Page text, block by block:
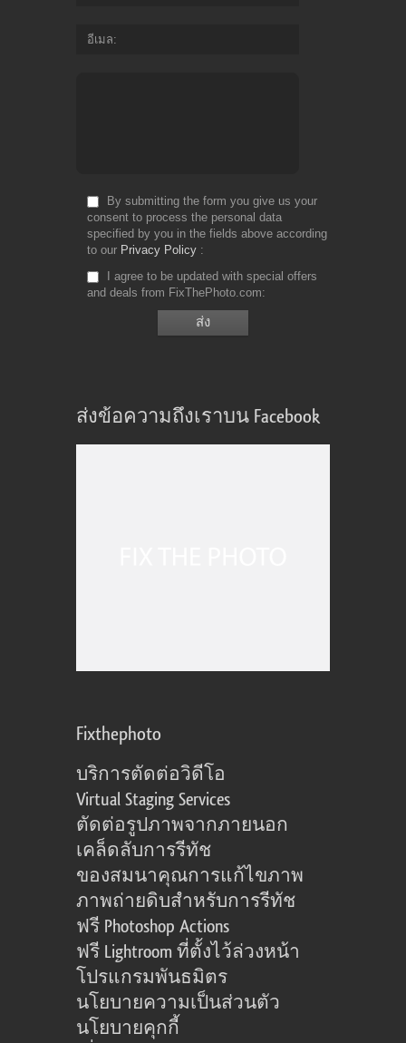
อีเมล
By submitting the form you give us your
consent to process the personal data
specified by you in the fields above according
to our Privacy Policy
I agree to be updated with special offers
and deals from FixThePhoto.com
ส่งข้อความถึงเราบน Facebook
Fixthephoto
บริการตัดต่อวิดีโอ
Virtual Staging Services
ตัดต่อรูปภาพจากภายนอก
เคล็ดลับการรีทัช
ของสมนาคุณการแก้ไขภาพ
ภาพถ่ายดิบสำหรับการรีทัช
ฟรี Photoshop Actions
ฟรี Lightroom ที่ตั้งไว้ล่วงหน้า
โปรแกรมพันธมิตร
นโยบายความเป็นส่วนตัว
นโยบายคุกกี้